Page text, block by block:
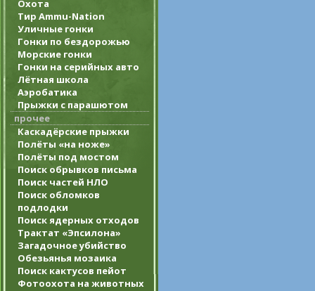
Охота
Тир Ammu-Nation
Уличные гонки
Гонки по бездорожью
Морские гонки
Гонки на серийных авто
Лётная школа
Аэробатика
Прыжки с парашютом
прочее
Каскадёрские прыжки
Полёты «на ноже»
Полёты под мостом
Поиск обрывков письма
Поиск частей НЛО
Поиск обломков
подлодки
Поиск ядерных отходов
Трактат «Эпсилона»
Загадочное убийство
Обезьянья мозаика
Поиск кактусов пейот
Фотоохота на животных